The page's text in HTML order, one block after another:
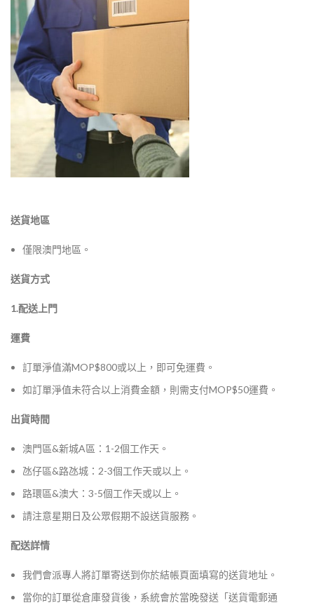
送貨地區
僅限澳門地區。
送貨方式
1.配送上門
運費
訂單淨值滿MOP$800或以上，即可免運費。
如訂單淨值未符合以上消費金額，則需支付MOP$50運費。
出貨時間
澳門區&新城A區：1-2個工作天。
氹仔區&路氹城：2-3個工作天或以上。
路環區&澳大：3-5個工作天或以上。
請注意星期日及公眾假期不設送貨服務。
配送詳情
我們會派專人將訂單寄送到你於結帳頁面填寫的送貨地址。
當你的訂單從倉庫發貨後，系統會於當晚發送「送貨電郵通